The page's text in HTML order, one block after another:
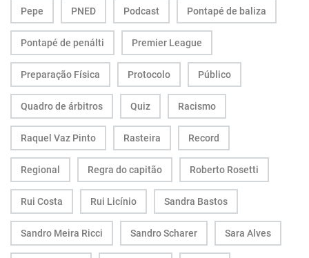
Pepe PNED Podcast Pontapé de baliza
Pontapé de penálti Premier League
Preparação Física Protocolo Público
Quadro de árbitros Quiz Racismo
Raquel Vaz Pinto Rasteira Record
Regional Regra do capitão Roberto Rosetti
Rui Costa Rui Licínio Sandra Bastos
Sandro Meira Ricci Sandro Scharer Sara Alves